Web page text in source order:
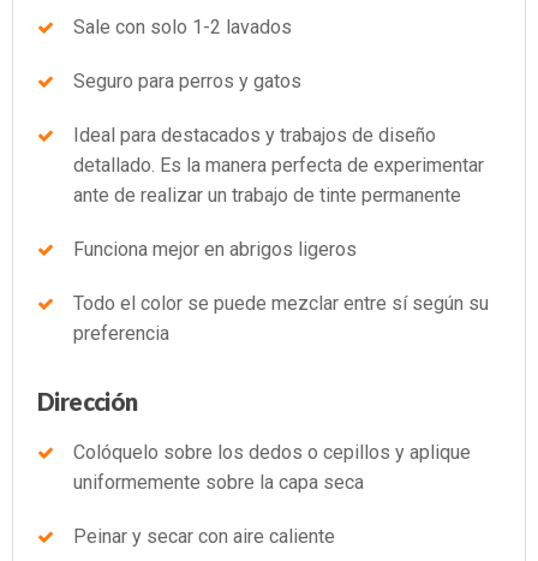
Sale con solo 1-2 lavados
Seguro para perros y gatos
Ideal para destacados y trabajos de diseño
detallado. Es la manera perfecta de experimentar
ante de realizar un trabajo de tinte permanente
Funciona mejor en abrigos ligeros
Todo el color se puede mezclar entre sí según su
preferencia
Dirección
Colóquelo sobre los dedos o cepillos y aplique
uniformemente sobre la capa seca
Peinar y secar con aire caliente